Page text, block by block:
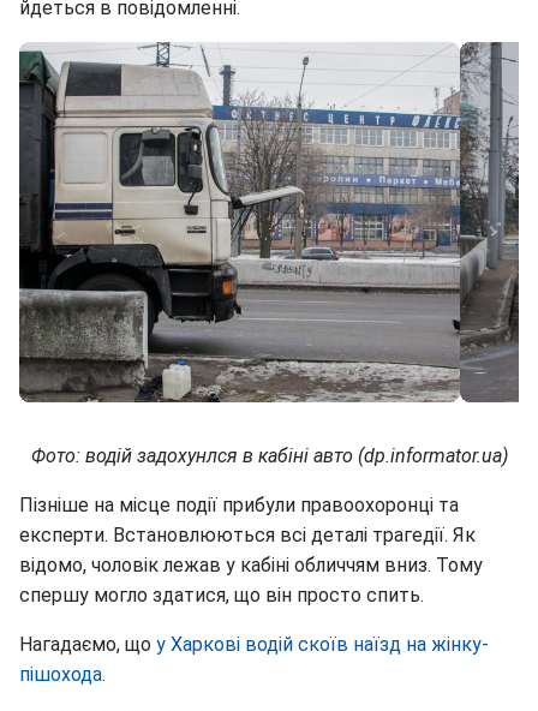
йдеться в повідомленні.
Фото: водій задохунлся в кабіні авто (dp.informator.ua)
Пізніше на місце події прибули правоохоронці та
експерти. Встановлюються всі деталі трагедії. Як
відомо, чоловік лежав у кабіні обличчям вниз. Тому
спершу могло здатися, що він просто спить.
Нагадаємо, що у Харкові водій скоїв наїзд на жінку-
пішохода.